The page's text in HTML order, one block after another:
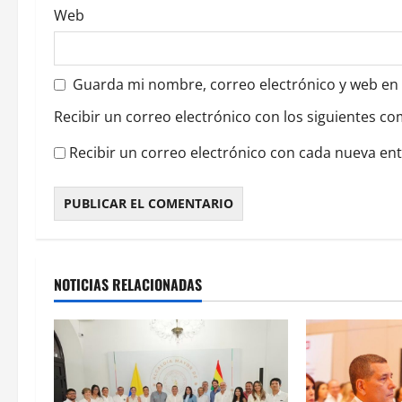
d
a
s
Web
Guarda mi nombre, correo electrónico y web
Recibir un correo electrónico con los siguientes
Recibir un correo electrónico con cada nueva
NOTICIAS RELACIONADAS